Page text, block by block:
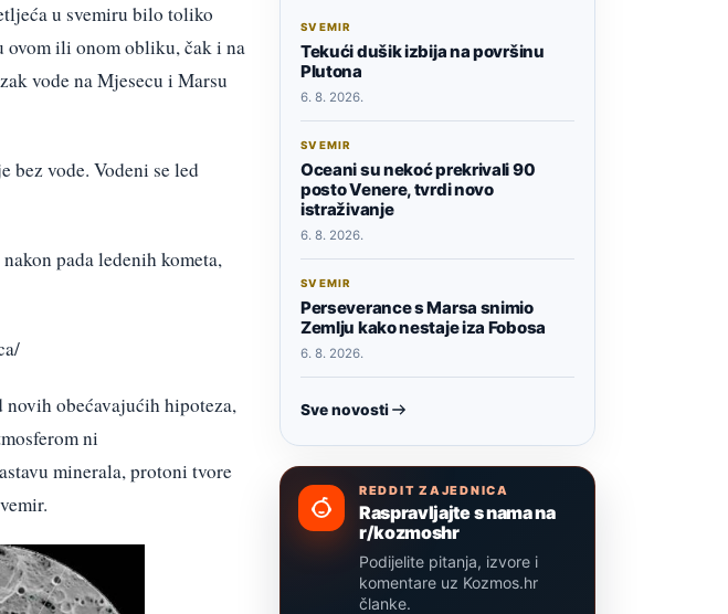
u svemiru bilo toliko
ovom ili onom obliku, čak i na
vode na Mjesecu i Marsu
bez vode. Vodeni se led
pada ledenih kometa,
novih obećavajućih hipoteza,
ni
minerala, protoni tvore
SVEMIR
Tekući dušik izbija na površinu
Plutona
6. 8. 2026.
SVEMIR
Oceani su nekoć prekrivali 90
posto Venere, tvrdi novo
istraživanje
6. 8. 2026.
SVEMIR
Perseverance s Marsa snimio
Zemlju kako nestaje iza Fobosa
6. 8. 2026.
Sve novosti
REDDIT ZAJEDNICA
Raspravljajte s nama na
r/kozmoshr
Podijelite pitanja, izvore i
komentare uz Kozmos.hr
članke.